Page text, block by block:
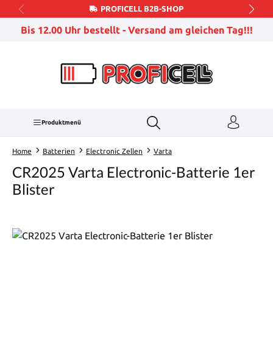
Zum Hauptinhalt springenPROFICELL B2B-SHOP
Bis 12.00 Uhr bestellt - Versand am gleichen Tag!!!
Produktmenü
Home Batterien Electronic Zellen Varta
CR2025 Varta Electronic-Batterie 1er
Blister